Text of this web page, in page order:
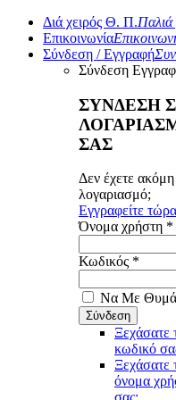
Διά χειρός Θ. Π.
Επικοινωνία
Σύνδεση / Εγγραφή
Σύνδεση
ΣΥΝΔΕΣΗ
ΣΑΣ
Δεν έχετε ακόμη
λογαριασμό;
Εγγραφείτε
Όνομα χρήστη *
Κωδικός *
Να Με
Ξεχάσατε
κωδικό
Ξεχάσατε
όνομα